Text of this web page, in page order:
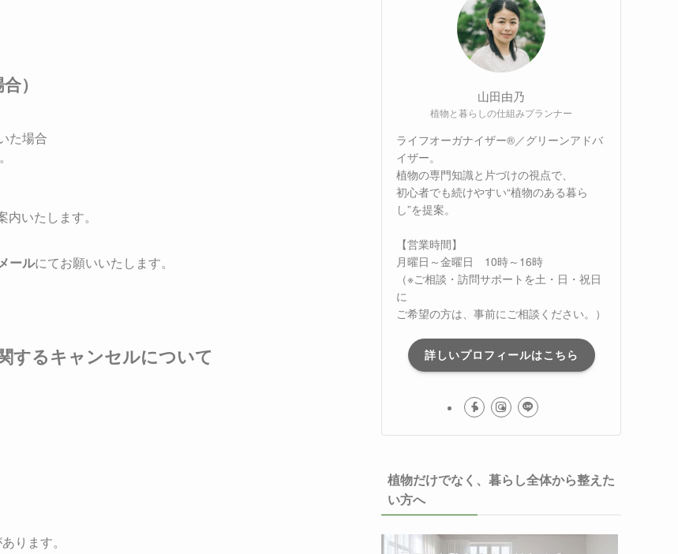
）
た場合
いたします。
ールにてお願いいたします。
するキャンセルについて
ります。
山田由乃
植物と暮らしの仕組みプランナー
ライフオーガナイザー®／グリーンアドバ
イザー。
植物の専門知識と片づけの視点で、
初心者でも続けやすい“植物のある暮ら
し”を提案。
【営業時間】
月曜日～金曜日 10時～16時
（※ご相談・訪問サポートを土・日・祝日
に
ご希望の方は、事前にご相談ください。）
詳しいプロフィールはこちら
植物だけでなく、暮らし全体から整えた
い方へ